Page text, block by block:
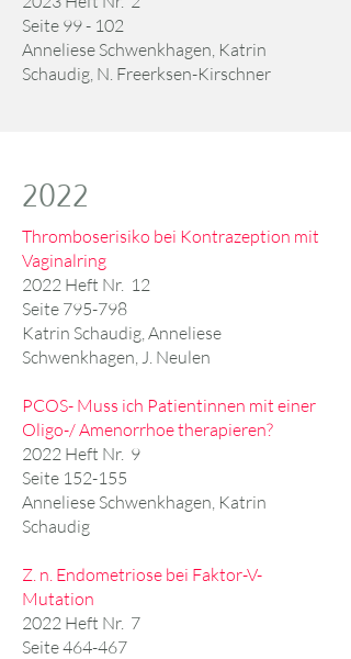
Seite 99 - 102
Anneliese Schwenkhagen, Katrin
Schaudig, N. Freerksen-Kirschner
2022
Thromboserisiko bei Kontrazeption mit
Vaginalring
2022 Heft Nr. 12
Seite 795-798
Katrin Schaudig, Anneliese
Schwenkhagen, J. Neulen
PCOS- Muss ich Patientinnen mit einer
Oligo-/ Amenorrhoe therapieren?
2022 Heft Nr. 9
Seite 152-155
Anneliese Schwenkhagen, Katrin
Schaudig
Z. n. Endometriose bei Faktor-V-
Mutation
2022 Heft Nr. 7
Seite 464-467